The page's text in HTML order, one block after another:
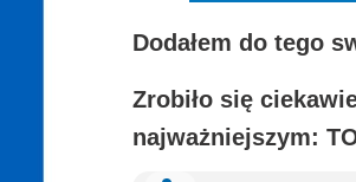
Dodałem do tego
Zrobiło się
najważniejszym: